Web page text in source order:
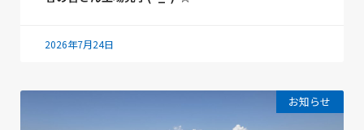
2026年7月24日
お知らせ